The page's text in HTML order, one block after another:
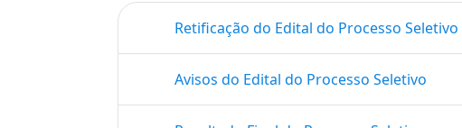
Retificação do Edital do Processo Seletivo
Avisos do Edital do Processo Seletivo